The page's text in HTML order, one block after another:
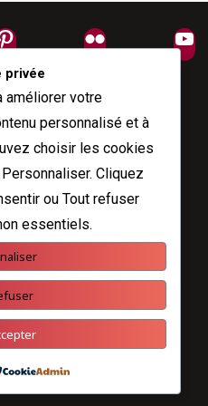
Flickr
&WordPress.
Fodale
privée
améliorer votre
personnalisé et à
choisir les cookies
Personnaliser. Cliquez
ou Tout refuser
essentiels.